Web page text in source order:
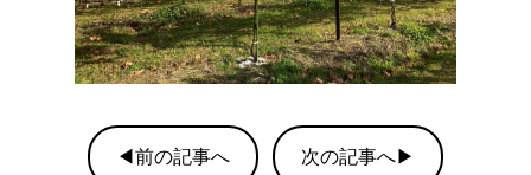
◀前の記事へ 次の記事へ▶